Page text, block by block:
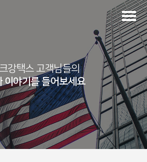
강택스 고객님들의
이야기를 들어보세요